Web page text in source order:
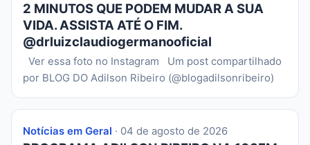
2 MINUTOS QUE PODEM MUDAR A SUA
VIDA. ASSISTA ATÉ O FIM.
@drluizclaudiogermanooficial
Ver essa foto no Instagram Um post compartilhado
por BLOG DO Adilson Ribeiro (@blogadilsonribeiro)
Notícias em Geral · 04 de agosto de 2026